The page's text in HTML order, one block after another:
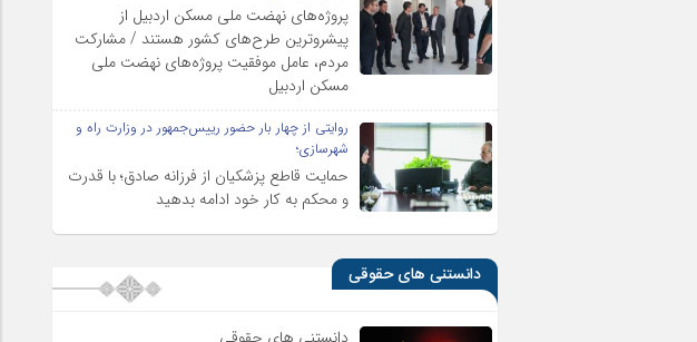
پروژه‌های نهضت ملی مسکن اردبیل از
پیشروترین طرح‌های کشور هستند / مشارکت
مردم، عامل موفقیت پروژه‌های نهضت ملی
مسکن اردبیل
روایتی از چهار بار حضور رییس‌جمهور در وزارت راه و
شهرسازی؛
حمایت قاطع پزشکیان از فرزانه صادق؛ با قدرت
و محکم به کار خود ادامه بدهید
دانستنی های حقوقی